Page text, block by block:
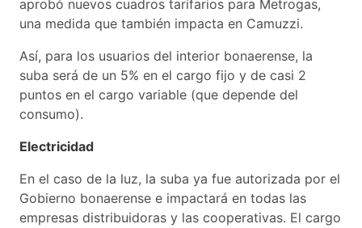
aprobó nuevos cuadros tarifarios para Metrogas,
una medida que también impacta en Camuzzi.
Así, para los usuarios del interior bonaerense, la
suba será de un 5% en el cargo fijo y de casi 2
puntos en el cargo variable (que depende del
consumo).
Electricidad
En el caso de la luz, la suba ya fue autorizada por el
Gobierno bonaerense e impactará en todas las
empresas distribuidoras y las cooperativas. El cargo